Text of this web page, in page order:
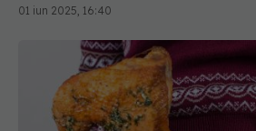
01 iun 2025, 16:40